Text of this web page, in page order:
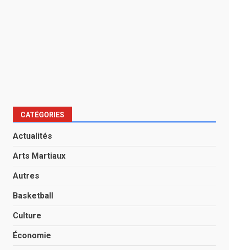
CATÉGORIES
Actualités
Arts Martiaux
Autres
Basketball
Culture
Économie